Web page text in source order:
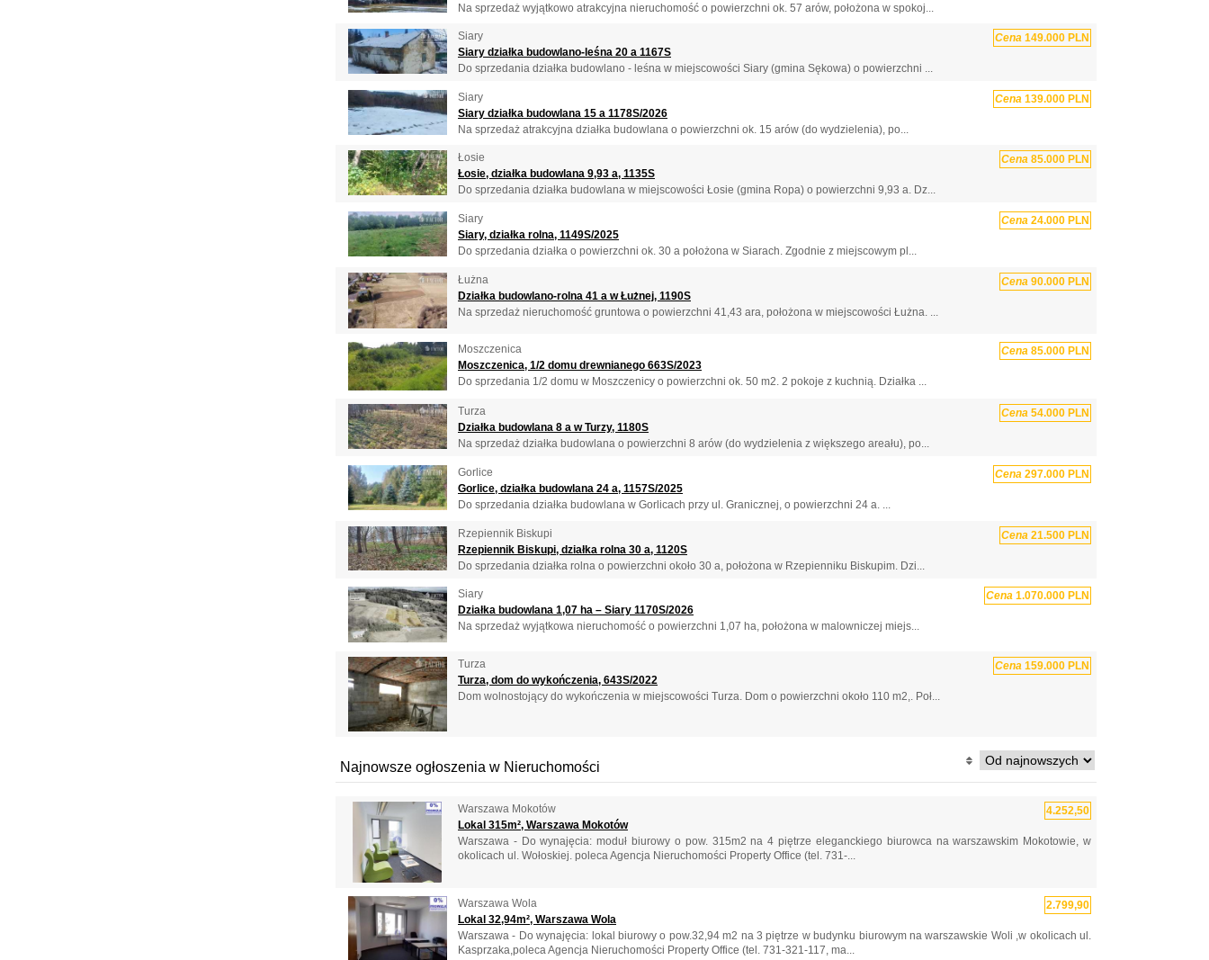
Na sprzedaż wyjątkowo atrakcyjna nieruchomość o powierzchni ok. 57 arów, położona w spokoj...
Siary Cena 149.000 PLN
Siary działka budowlano-leśna 20 a 1167S
Do sprzedania działka budowlano - leśna w miejscowości Siary (gmina Sękowa) o powierzchni ...
Siary Cena 139.000 PLN
Siary działka budowlana 15 a 1178S/2026
Na sprzedaż atrakcyjna działka budowlana o powierzchni ok. 15 arów (do wydzielenia), po...
Łosie Cena 85.000 PLN
Łosie, działka budowlana 9,93 a, 1135S
Do sprzedania działka budowlana w miejscowości Łosie (gmina Ropa) o powierzchni 9,93 a. Dz...
Siary Cena 24.000 PLN
Siary, działka rolna, 1149S/2025
Do sprzedania działka o powierzchni ok. 30 a położona w Siarach. Zgodnie z miejscowym pl...
Łużna Cena 90.000 PLN
Działka budowlano-rolna 41 a w Łużnej, 1190S
Na sprzedaż nieruchomość gruntowa o powierzchni 41,43 ara, położona w miejscowości Łużna. ...
Moszczenica Cena 85.000 PLN
Moszczenica, 1/2 domu drewnianego 663S/2023
Do sprzedania 1/2 domu w Moszczenicy o powierzchni ok. 50 m2. 2 pokoje z kuchnią. Działka ...
Turza Cena 54.000 PLN
Działka budowlana 8 a w Turzy, 1180S
Na sprzedaż działka budowlana o powierzchni 8 arów (do wydzielenia z większego areału), po...
Gorlice Cena 297.000 PLN
Gorlice, działka budowlana 24 a, 1157S/2025
Do sprzedania działka budowlana w Gorlicach przy ul. Granicznej, o powierzchni 24 a. ...
Rzepiennik Biskupi Cena 21.500 PLN
Rzepiennik Biskupi, działka rolna 30 a, 1120S
Do sprzedania działka rolna o powierzchni około 30 a, położona w Rzepienniku Biskupim. Dzi...
Siary Cena 1.070.000 PLN
Działka budowlana 1,07 ha – Siary 1170S/2026
Na sprzedaż wyjątkowa nieruchomość o powierzchni 1,07 ha, położona w malowniczej miejs...
Turza Cena 159.000 PLN
Turza, dom do wykończenia, 643S/2022
Dom wolnostojący do wykończenia w miejscowości Turza. Dom o powierzchni około 110 m2,. Poł...
Najnowsze ogłoszenia w Nieruchomości
4.252,50
Warszawa Mokotów
Lokal 315m², Warszawa Mokotów
Warszawa - Do wynajęcia: moduł biurowy o pow. 315m2 na 4 piętrze eleganckiego biurowca na warszawskim Mokotowie, w
okolicach ul. Wołoskiej. poleca Agencja Nieruchomości Property Office (tel. 731-...
2.799,90
Warszawa Wola
Lokal 32,94m², Warszawa Wola
Warszawa - Do wynajęcia: lokal biurowy o pow.32,94 m2 na 3 piętrze w budynku biurowym na warszawskie Woli ,w okolicach ul.
Kasprzaka,poleca Agencja Nieruchomości Property Office (tel. 731-321-117, ma...